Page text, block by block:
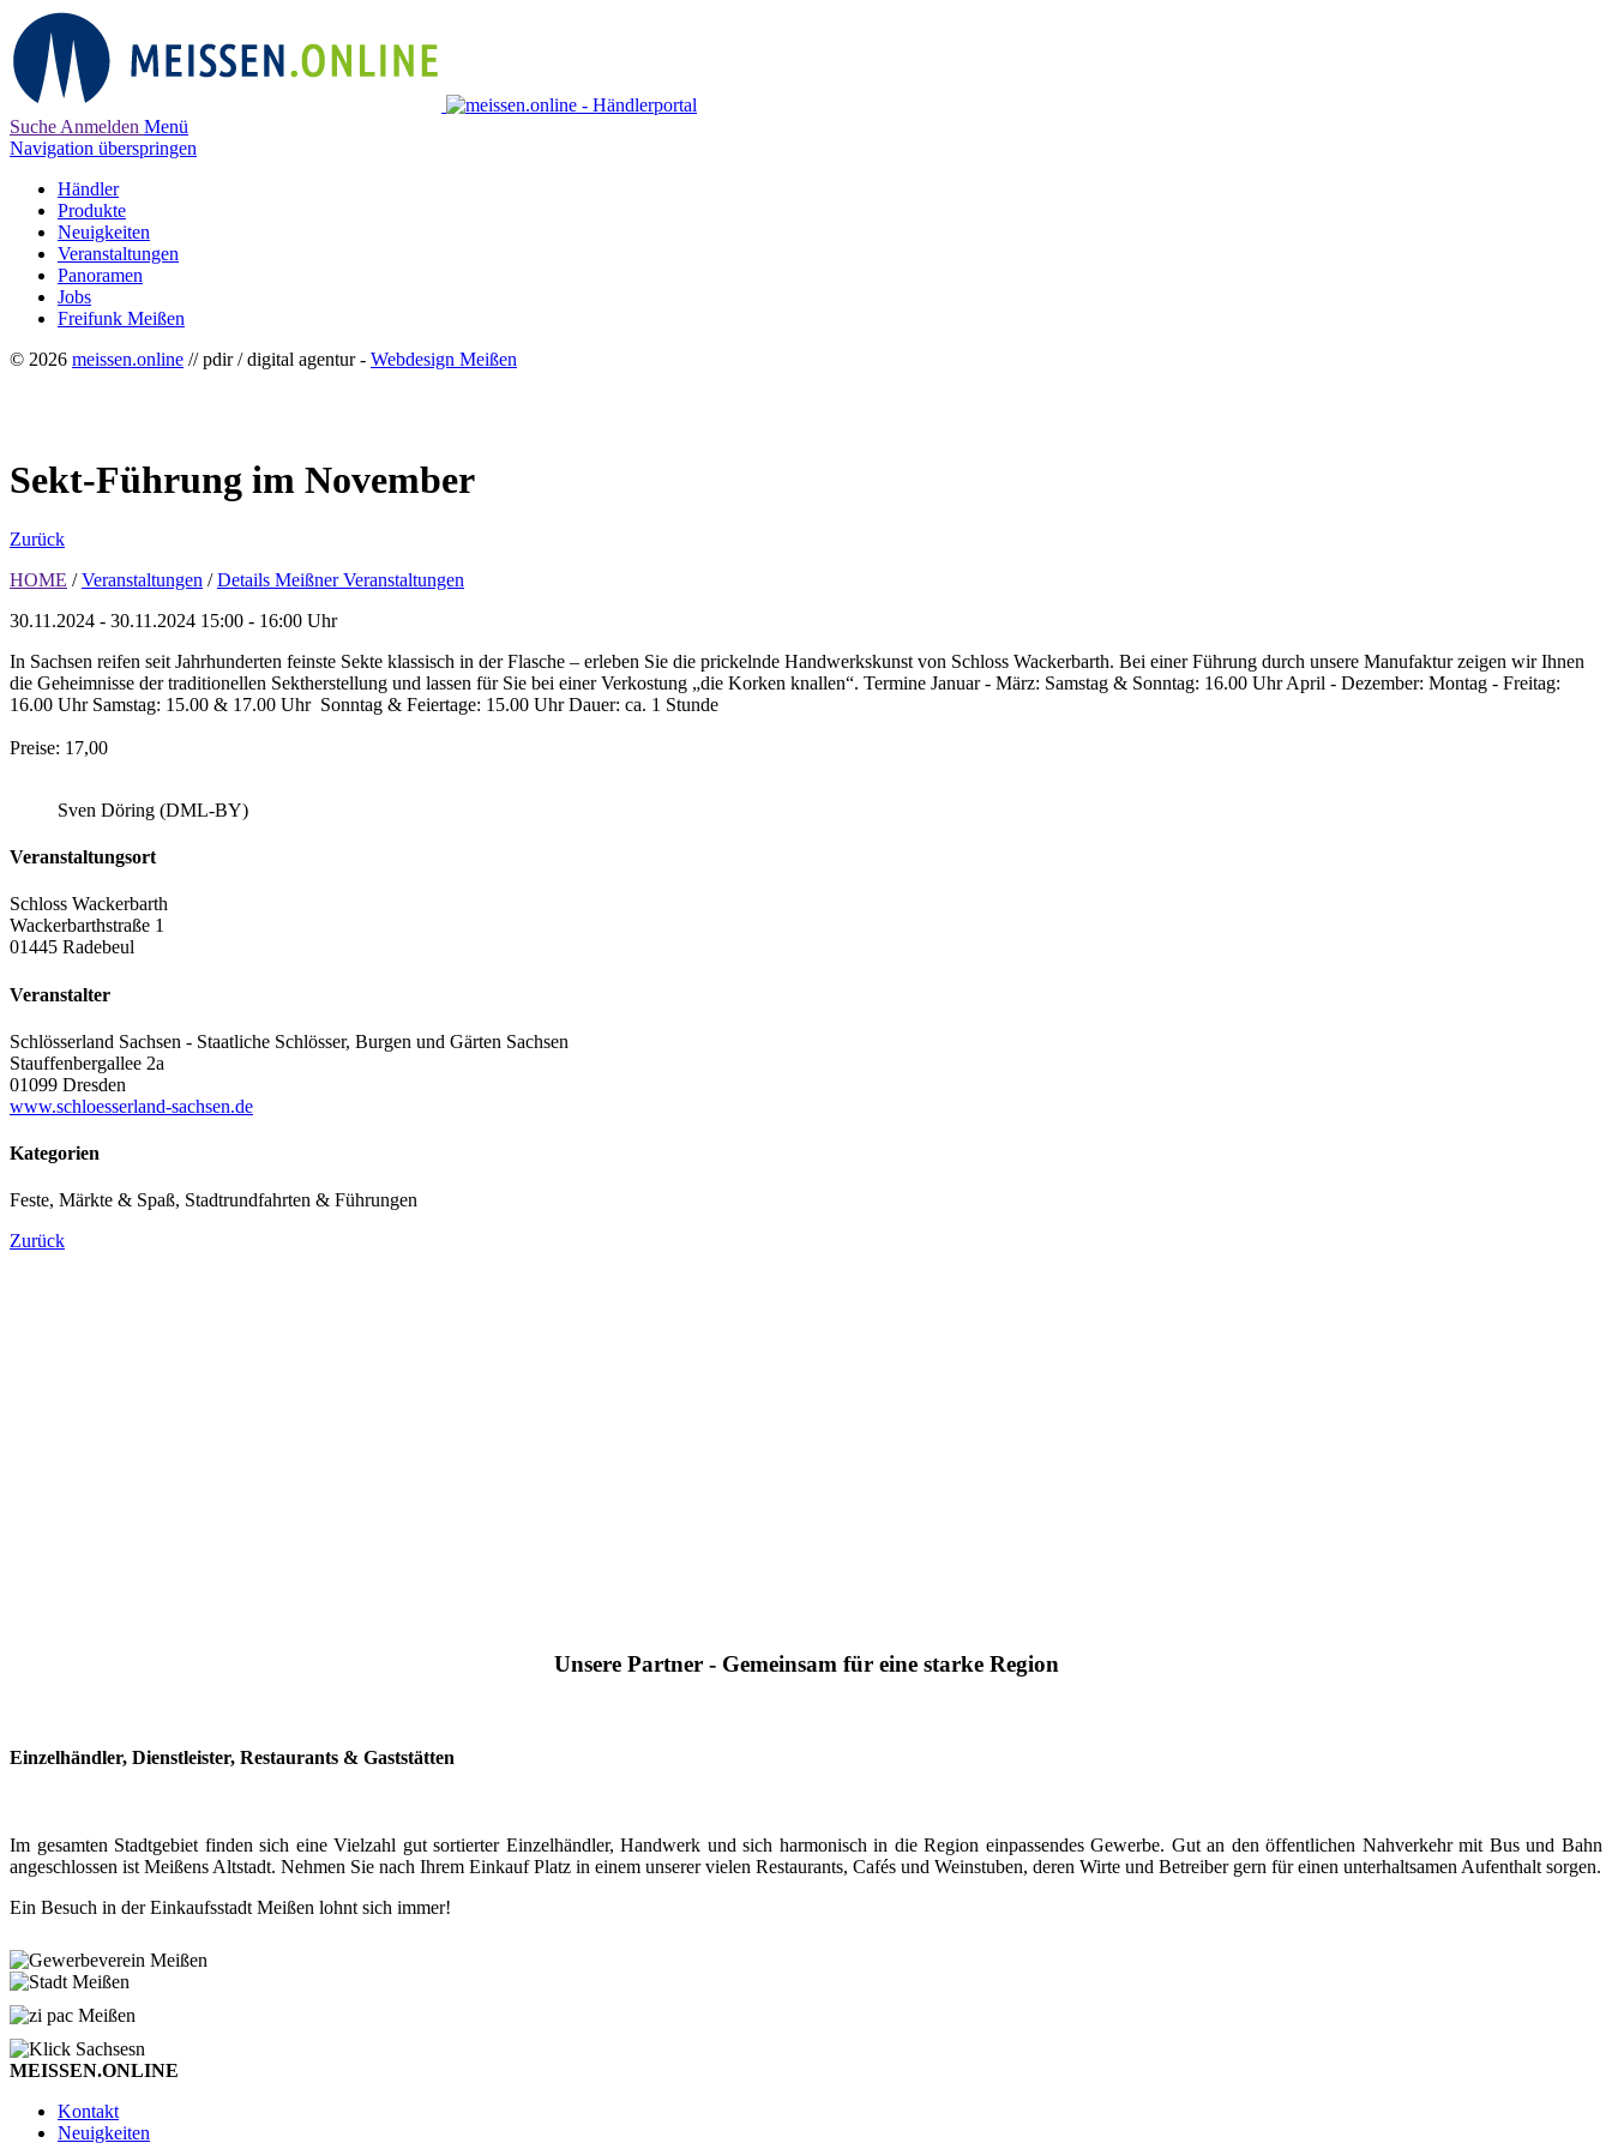
Suche Anmelden Menü
Navigation überspringen
Händler
Produkte
Neuigkeiten
Veranstaltungen
Panoramen
Jobs
Freifunk Meißen
© 2026 meissen.online // pdir / digital agentur - Webdesign Meißen
Sekt-Führung im November
Zurück
HOME / Veranstaltungen / Details Meißner Veranstaltungen
30.11.2024 - 30.11.2024 15:00 - 16:00 Uhr
In Sachsen reifen seit Jahrhunderten feinste Sekte klassisch in der Flasche – erleben Sie die prickelnde Handwerkskunst von Schloss Wackerbarth. Bei einer Führung durch unsere Manufaktur zeigen wir Ihnen
die Geheimnisse der traditionellen Sektherstellung und lassen für Sie bei einer Verkostung „die Korken knallen“. Termine Januar - März: Samstag & Sonntag: 16.00 Uhr April - Dezember: Montag - Freitag:
16.00 Uhr Samstag: 15.00 & 17.00 Uhr Sonntag & Feiertage: 15.00 Uhr Dauer: ca. 1 Stunde
Preise: 17,00
Sven Döring (DML-BY)
Veranstaltungsort
Schloss Wackerbarth
Wackerbarthstraße 1
01445 Radebeul
Veranstalter
Schlösserland Sachsen - Staatliche Schlösser, Burgen und Gärten Sachsen
Stauffenbergallee 2a
01099 Dresden
www.schloesserland-sachsen.de
Kategorien
Feste, Märkte & Spaß, Stadtrundfahrten & Führungen
Zurück
Unsere Partner - Gemeinsam für eine starke Region
Einzelhändler, Dienstleister, Restaurants & Gaststätten
Im gesamten Stadtgebiet finden sich eine Vielzahl gut sortierter Einzelhändler, Handwerk und sich harmonisch in die Region einpassendes Gewerbe. Gut an den öffentlichen Nahverkehr mit Bus und Bahn
angeschlossen ist Meißens Altstadt. Nehmen Sie nach Ihrem Einkauf Platz in einem unserer vielen Restaurants, Cafés und Weinstuben, deren Wirte und Betreiber gern für einen unterhaltsamen Aufenthalt sorgen.
Ein Besuch in der Einkaufsstadt Meißen lohnt sich immer!
MEISSEN.ONLINE
Kontakt
Neuigkeiten